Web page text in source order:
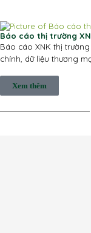
Báo cáo thị trường
Báo cáo XNK thị
chính, dữ liệu thương
Xem thêm